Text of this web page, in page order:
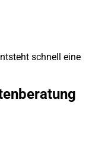
schnell eine